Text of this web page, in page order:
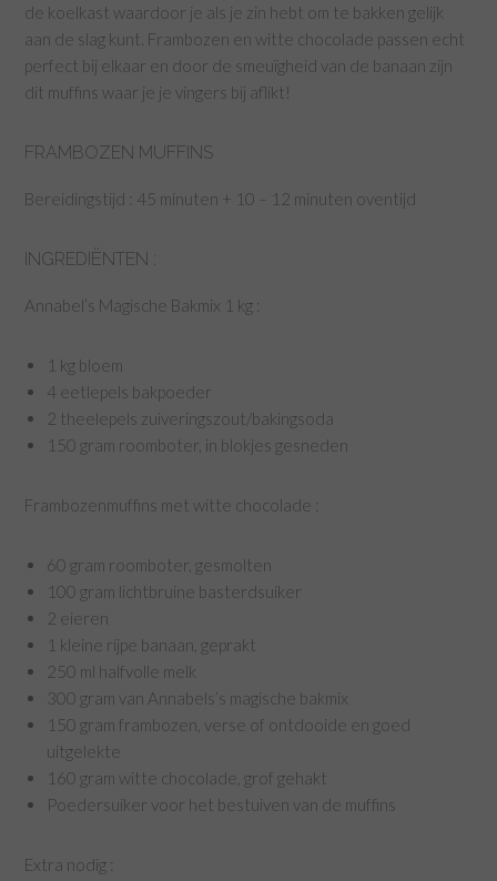
de koelkast waardoor je als je zin hebt om te bakken gelijk
aan de slag kunt. Frambozen en witte chocolade passen echt
perfect bij elkaar en door de smeuïgheid van de banaan zijn
dit muffins waar je je vingers bij aflikt!
FRAMBOZEN MUFFINS
Bereidingstijd : 45 minuten + 10 – 12 minuten oventijd
INGREDIËNTEN :
Annabel’s Magische Bakmix 1 kg :
1 kg bloem
4 eetlepels bakpoeder
2 theelepels zuiveringszout/bakingsoda
150 gram roomboter, in blokjes gesneden
Frambozenmuffins met witte chocolade :
60 gram roomboter, gesmolten
100 gram lichtbruine basterdsuiker
2 eieren
1 kleine rijpe banaan, geprakt
250 ml halfvolle melk
300 gram van Annabels’s magische bakmix
150 gram frambozen, verse of ontdooide en goed
uitgelekte
160 gram witte chocolade, grof gehakt
Poedersuiker voor het bestuiven van de muffins
Extra nodig :